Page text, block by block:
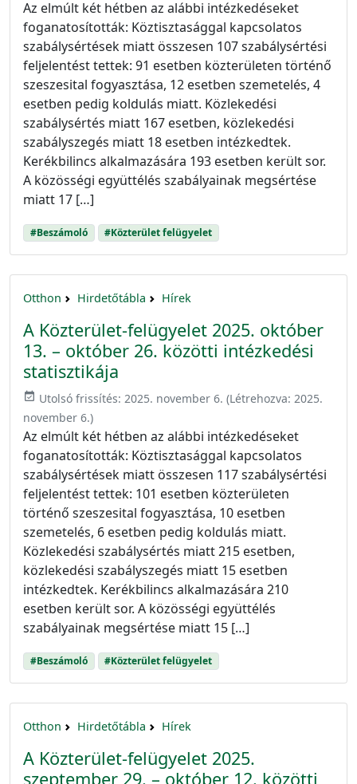
Az elmúlt két hétben az alábbi intézkedéseket
foganatosították: Köztisztasággal kapcsolatos
szabálysértések miatt összesen 107 szabálysértési
feljelentést tettek: 91 esetben közterületen történő
szeszesital fogyasztása, 12 esetben szemetelés, 4
esetben pedig koldulás miatt. Közlekedési
szabálysértés miatt 167 esetben, közlekedési
szabályszegés miatt 18 esetben intézkedtek.
Kerékbilincs alkalmazására 193 esetben került sor.
A közösségi együttélés szabályainak megsértése
miatt 17 […]
#Beszámoló #Közterület felügyelet
Otthon Hirdetőtábla Hírek
A Közterület-felügyelet 2025. október
13. – október 26. közötti intézkedési
statisztikája
event_available Utolsó frissítés: 2025. november 6. (Létrehozva: 2025.
november 6.)
Az elmúlt két hétben az alábbi intézkedéseket
foganatosították: Köztisztasággal kapcsolatos
szabálysértések miatt összesen 117 szabálysértési
feljelentést tettek: 101 esetben közterületen
történő szeszesital fogyasztása, 10 esetben
szemetelés, 6 esetben pedig koldulás miatt.
Közlekedési szabálysértés miatt 215 esetben,
közlekedési szabályszegés miatt 15 esetben
intézkedtek. Kerékbilincs alkalmazására 210
esetben került sor. A közösségi együttélés
szabályainak megsértése miatt 15 […]
#Beszámoló #Közterület felügyelet
Otthon Hirdetőtábla Hírek
A Közterület-felügyelet 2025.
szeptember 29. – október 12. közötti